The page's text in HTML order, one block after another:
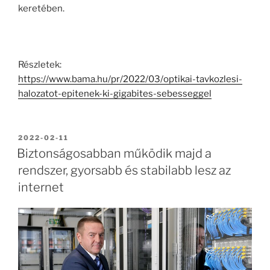
keretében.
Részletek:
https://www.bama.hu/pr/2022/03/optikai-tavkozlesi-
halozatot-epitenek-ki-gigabites-sebesseggel
BEKÜLDVE:
2022-02-11
Biztonságosabban működik majd a
rendszer, gyorsabb és stabilabb lesz az
internet